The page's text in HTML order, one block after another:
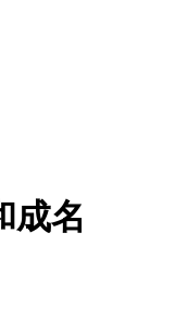
成名